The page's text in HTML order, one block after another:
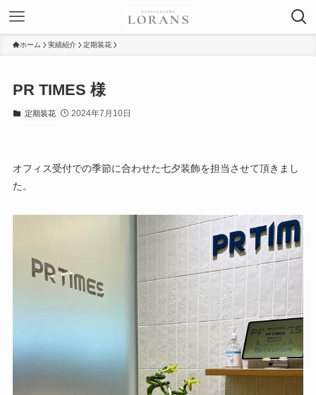
ホーム 実績紹介 定期装花
PR TIMES 様
定期装花 2024年7月10日
オフィス受付での季節に合わせた七夕装飾を担当させて頂きまし
た。